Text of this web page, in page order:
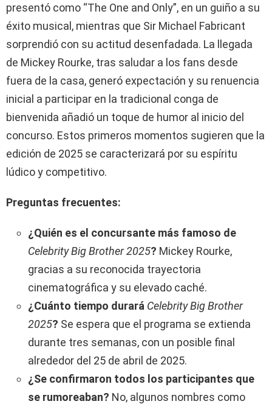
presentó como “The One and Only”, en un guiño a su
éxito musical, mientras que Sir Michael Fabricant
sorprendió con su actitud desenfadada. La llegada
de Mickey Rourke, tras saludar a los fans desde
fuera de la casa, generó expectación y su renuencia
inicial a participar en la tradicional conga de
bienvenida añadió un toque de humor al inicio del
concurso. Estos primeros momentos sugieren que la
edición de 2025 se caracterizará por su espíritu
lúdico y competitivo.
Preguntas frecuentes:
¿Quién es el concursante más famoso de
Celebrity Big Brother 2025? Mickey Rourke,
gracias a su reconocida trayectoria
cinematográfica y su elevado caché.
¿Cuánto tiempo durará Celebrity Big Brother
2025? Se espera que el programa se extienda
durante tres semanas, con un posible final
alrededor del 25 de abril de 2025.
¿Se confirmaron todos los participantes que
se rumoreaban? No, algunos nombres como